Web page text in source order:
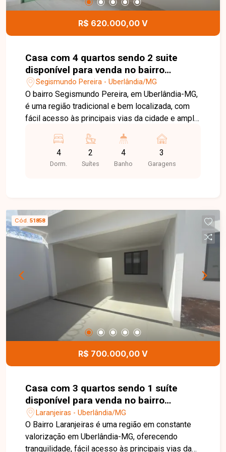
contato e agende sua visita!
R$ 620.000,00 V
Casa com 4 quartos sendo 2 suite
disponível para venda no bairro
Segismundo Pereira em Uberlândia-
MG.
Segismundo Pereira - Uberlândia/MG
O bairro Segismundo Pereira, em Uberlândia-MG,
é uma região tradicional e bem localizada, com
fácil acesso às principais vias da cidade e ampla
busca conforto, praticidade e qualidade de vida.
Excelente casa de 2 pavimentos, composta por
sala de estar, sala de jantar, escritório ideal para
conta com 4 quartos sendo 2 suítes, 4 banheiros
e banheira de hidromassagem, proporcionando
mais conforto e comodidade para toda a família.
Possui ainda quintal espaçoso com árvores
frutíferas e garagem para até 3 carros, ideal para
quem busca espaço e tranquilidade em uma
excelente localização. Entre em contato e agende
sua visita.
4
Dorm.
2
Suítes
4
Banho
3
Garagens
Cód. 51858
R$ 700.000,00 V
Casa com 3 quartos sendo 1 suíte
disponível para venda no bairro
Laranjeiras em Uberlândia-MG
Laranjeiras - Uberlândia/MG
O Bairro Laranjeiras é uma região em constante
valorização em Uberlândia-MG, oferecendo
tranquilidade, fácil acesso às principais vias da